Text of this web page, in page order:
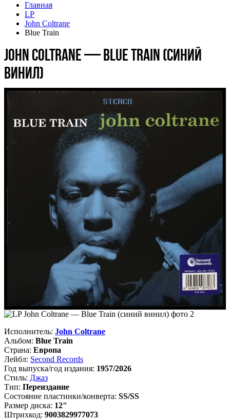
Главная
LP
John Coltrane
Blue Train
John Coltrane — Blue Train (синий
винил)
Исполнитель: John Coltrane
Альбом: Blue Train
Страна: Европа
Лейбл: Second Records
Год выпуска/год издания: 1957/2026
Стиль: Джаз
Тип: Переиздание
Состояние пластинки/конверта: SS/SS
Размер диска: 12"
Штрихкод: 9003829977073